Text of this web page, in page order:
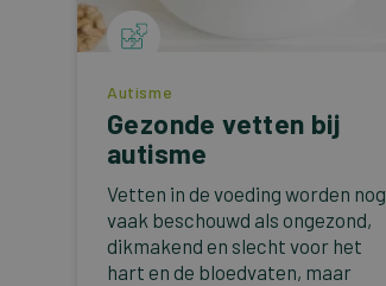
Autisme
Gezonde vetten bij
autisme
Vetten in de voeding worden nog
vaak beschouwd als ongezond,
dikmakend en slecht voor het
hart en de bloedvaten, maar